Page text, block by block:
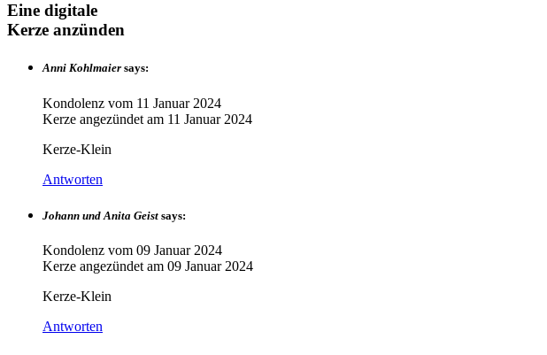
Eine digitale
Kerze anzünden
Anni Kohlmaier says:
Kondolenz vom 11 Januar 2024
Kerze angezündet am 11 Januar 2024
Kerze-Klein
Antworten
Johann und Anita Geist says:
Kondolenz vom 09 Januar 2024
Kerze angezündet am 09 Januar 2024
Kerze-Klein
Antworten